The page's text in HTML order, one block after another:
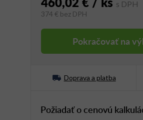
374 €bez DPH
Pokračovať na
Doprava a platba
Požiadať o cenovú